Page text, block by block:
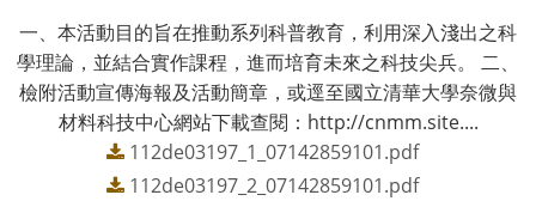
一、本活動目的旨在推動系列科普教育，利用深入淺出之科
學理論，並結合實作課程，進而培育未來之科技尖兵。 二、
檢附活動宣傳海報及活動簡章，或逕至國立清華大學奈微與
材料科技中心網站下載查閱：http://cnmm.site....
112de03197_1_07142859101.pdf
112de03197_2_07142859101.pdf